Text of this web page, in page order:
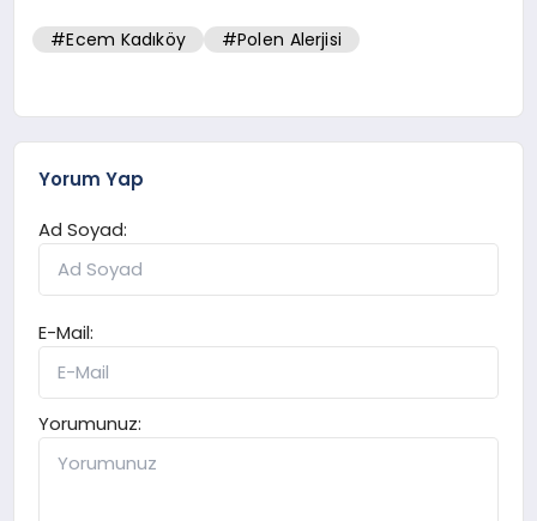
#Ecem Kadıköy #Polen Alerjisi
Yorum Yap
Ad Soyad:
E-Mail:
Yorumunuz: